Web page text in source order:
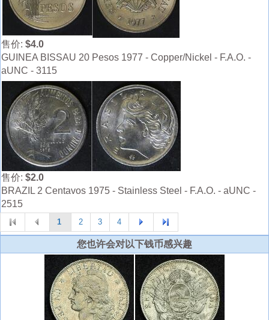
售价: $4.0
GUINEA BISSAU 20 Pesos 1977 - Copper/Nickel - F.A.O. -
aUNC - 3115
售价: $2.0
BRAZIL 2 Centavos 1975 - Stainless Steel - F.A.O. - aUNC -
2515
1 2 3 4
您也许会对以下钱币感兴趣